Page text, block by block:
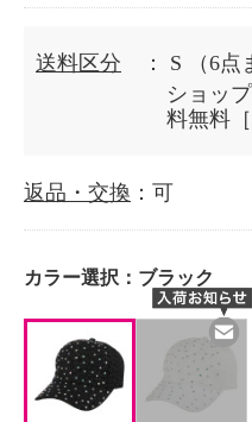
送料区分 ： S
（6点
ショッ
料無料［
返品・交換 ：可
カラー選択： ブラック